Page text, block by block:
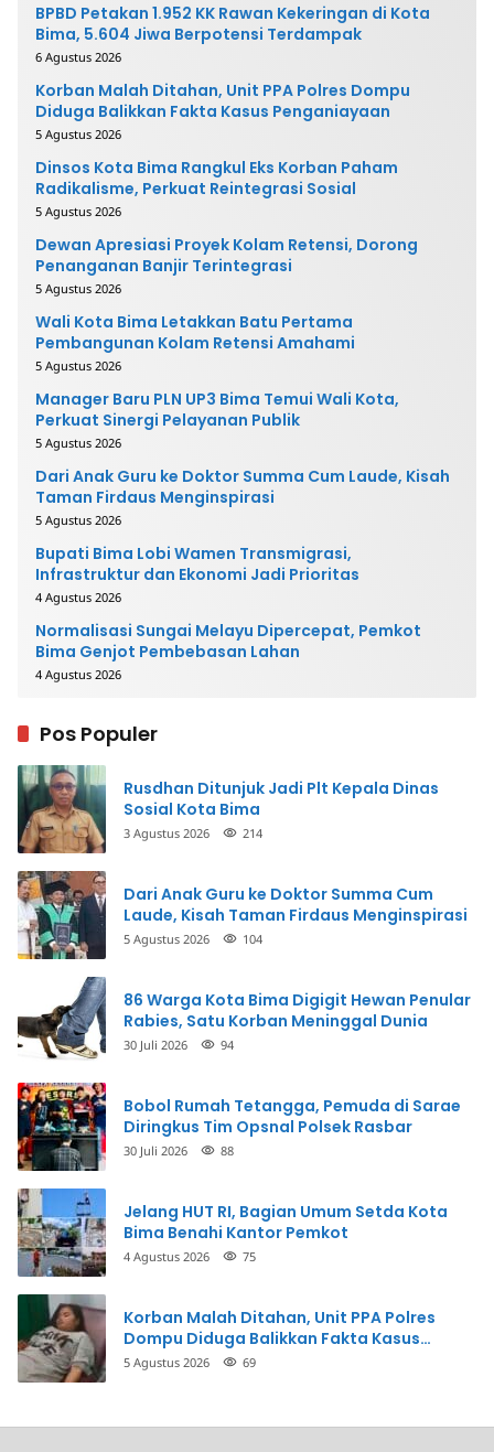
BPBD Petakan 1.952 KK Rawan Kekeringan di Kota
Bima, 5.604 Jiwa Berpotensi Terdampak
6 Agustus 2026
Korban Malah Ditahan, Unit PPA Polres Dompu
Diduga Balikkan Fakta Kasus Penganiayaan
5 Agustus 2026
Dinsos Kota Bima Rangkul Eks Korban Paham
Radikalisme, Perkuat Reintegrasi Sosial
5 Agustus 2026
Dewan Apresiasi Proyek Kolam Retensi, Dorong
Penanganan Banjir Terintegrasi
5 Agustus 2026
Wali Kota Bima Letakkan Batu Pertama
Pembangunan Kolam Retensi Amahami
5 Agustus 2026
Manager Baru PLN UP3 Bima Temui Wali Kota,
Perkuat Sinergi Pelayanan Publik
5 Agustus 2026
Dari Anak Guru ke Doktor Summa Cum Laude, Kisah
Taman Firdaus Menginspirasi
5 Agustus 2026
Bupati Bima Lobi Wamen Transmigrasi,
Infrastruktur dan Ekonomi Jadi Prioritas
4 Agustus 2026
Normalisasi Sungai Melayu Dipercepat, Pemkot
Bima Genjot Pembebasan Lahan
4 Agustus 2026
Pos Populer
Rusdhan Ditunjuk Jadi Plt Kepala Dinas
Sosial Kota Bima
3 Agustus 2026 214
Dari Anak Guru ke Doktor Summa Cum
Laude, Kisah Taman Firdaus Menginspirasi
5 Agustus 2026 104
86 Warga Kota Bima Digigit Hewan Penular
Rabies, Satu Korban Meninggal Dunia
30 Juli 2026 94
Bobol Rumah Tetangga, Pemuda di Sarae
Diringkus Tim Opsnal Polsek Rasbar
30 Juli 2026 88
Jelang HUT RI, Bagian Umum Setda Kota
Bima Benahi Kantor Pemkot
4 Agustus 2026 75
Korban Malah Ditahan, Unit PPA Polres
Dompu Diduga Balikkan Fakta Kasus
Penganiayaan
5 Agustus 2026 69